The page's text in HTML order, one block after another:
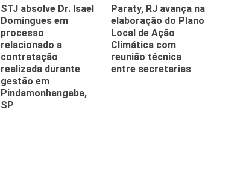
STJ absolve Dr. Isael
Domingues em
processo
relacionado a
contratação
realizada durante
gestão em
Pindamonhangaba,
SP
Paraty, RJ avança na
elaboração do Plano
Local de Ação
Climática com
reunião técnica
entre secretarias